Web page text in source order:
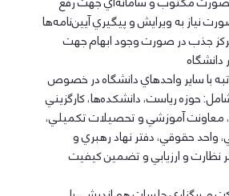
نياز به ويرايش و پيگيري آيين‌نامه‌ها
مركز جذب در صورت وجود ابهام جهت
با ساير واحدهاي دانشگاه در خصوص
حوزه رياست، دانشكده‌ها، كارگزيني
آموزشي و تحصيلات تكميلي،
واحد حقوقي، دفتر نهاد رهبري و
نظارت و ارزيابي و تضمين كيفيت